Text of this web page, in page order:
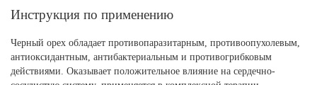
Инструкция по применению
Черный орех обладает противопаразитарным, противоопухолевым,
антиоксидантным, антибактериальным и противогрибковым
действиями. Оказывает положительное влияние на сердечно-